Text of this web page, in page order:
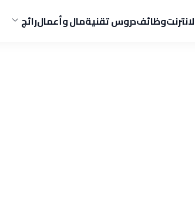
وظائفدروس تقنيةمال وأعمالرائج